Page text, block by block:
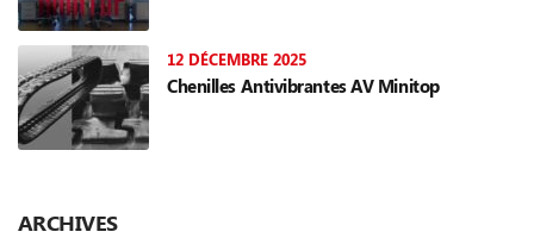
12 DÉCEMBRE 2025
Chenilles Antivibrantes AV Minitop
ARCHIVES